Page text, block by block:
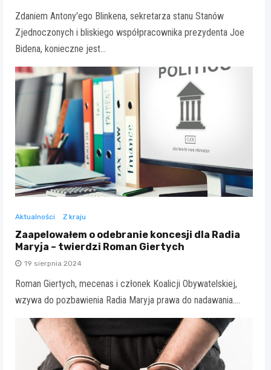
Zdaniem Antony'ego Blinkena, sekretarza stanu Stanów
Zjednoczonych i bliskiego współpracownika prezydenta Joe
Bidena, konieczne jest…
Aktualności Z kraju
Zaapelowałem o odebranie koncesji dla Radia
Maryja – twierdzi Roman Giertych
19 sierpnia 2024
Roman Giertych, mecenas i członek Koalicji Obywatelskiej,
wzywa do pozbawienia Radia Maryja prawa do nadawania.…